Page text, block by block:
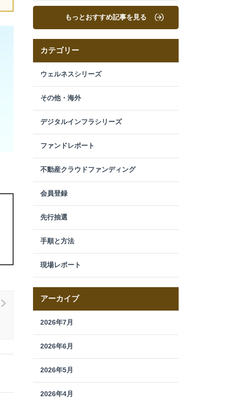
もっとおすすめ記事を見る
カテゴリー
ウェルネスシリーズ
その他・海外
デジタルインフラシリーズ
ファンドレポート
不動産クラウドファンディング
会員登録
先行抽選
手順と方法
現場レポート
アーカイブ
2026年7月
2026年6月
2026年5月
2026年4月